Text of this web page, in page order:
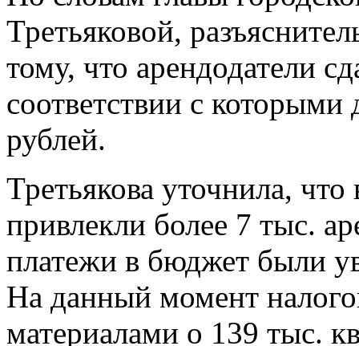
Третьяковой,
тому, что арендодатели
соответствии с
рублей.
Третьякова уточнила,
привлекли более 7 тыс.
платежи в бюджет были
На данный момент
материалами о 139 тыс.